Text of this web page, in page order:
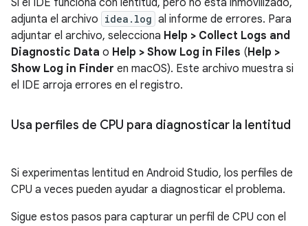
Si el IDE funciona con lentitud, pero no está inmovilizado,
adjunta el archivo idea.log al informe de errores. Para
adjuntar el archivo, selecciona Help > Collect Logs and
Diagnostic Data o Help > Show Log in Files (Help >
Show Log in Finder en macOS). Este archivo muestra si
el IDE arroja errores en el registro.
Usa perfiles de CPU para diagnosticar la lentitud
Si experimentas lentitud en Android Studio, los perfiles de
CPU a veces pueden ayudar a diagnosticar el problema.
Sigue estos pasos para capturar un perfil de CPU con el